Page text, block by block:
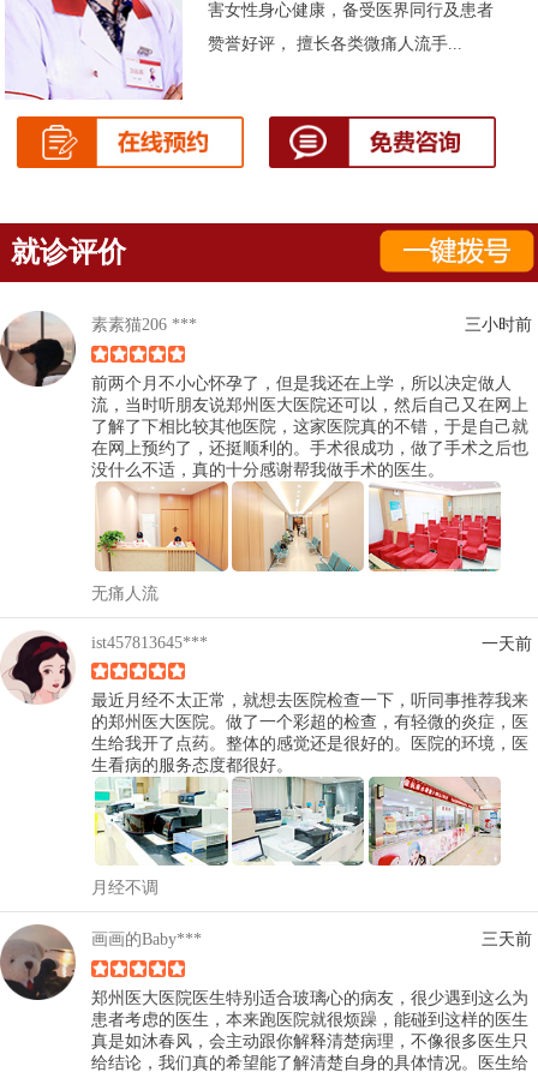
害女性身心健康，备受医界同行及患者
赞誉好评， 擅长各类微痛人流手...
就诊评价
素素猫206 *** 三小时前
前两个月不小心怀孕了，但是我还在上学，所以决定做人
流，当时听朋友说郑州医大医院还可以，然后自己又在网上
了解了下相比较其他医院，这家医院真的不错，于是自己就
在网上预约了，还挺顺利的。手术很成功，做了手术之后也
没什么不适，真的十分感谢帮我做手术的医生。
无痛人流
ist457813645*** 一天前
最近月经不太正常，就想去医院检查一下，听同事推荐我来
的郑州医大医院。做了一个彩超的检查，有轻微的炎症，医
生给我开了点药。整体的感觉还是很好的。医院的环境，医
生看病的服务态度都很好。
月经不调
画画的Baby*** 三天前
郑州医大医院医生特别适合玻璃心的病友，很少遇到这么为
患者考虑的医生，本来跑医院就很烦躁，能碰到这样的医生
真是如沐春风，会主动跟你解释清楚病理，不像很多医生只
给结论，我们真的希望能了解清楚自身的具体情况。医生给